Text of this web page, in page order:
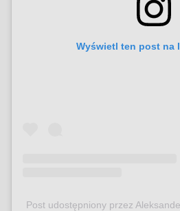
Wyświetl ten post na
Post udostępniony przez